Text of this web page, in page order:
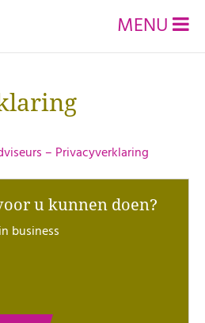
MENU
– Privacyverklaring
u kunnen doen?
business